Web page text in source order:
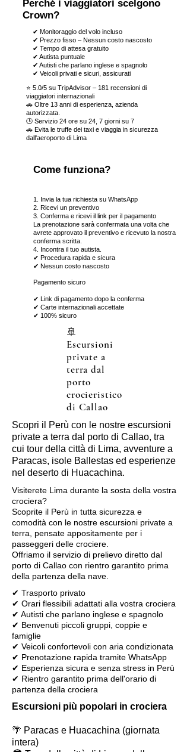
Perché i viaggiatori scelgono
Crown?
✔ Monitoraggio del volo incluso
✔ Prezzo fisso – Nessun costo nascosto
✔ Tempo di attesa gratuito
✔ Autista puntuale
✔ Autisti che parlano inglese e spagnolo
✔ Veicoli privati ​​e sicuri, assicurati
⭐ 5.0/5 su TripAdvisor – 181 recensioni di
viaggiatori internazionali
🚗 Oltre 13 anni di esperienza, azienda
autorizzata.
🕒 Servizio 24 ore su 24, 7 giorni su 7
​🚗 Evita le truffe dei taxi e viaggia in sicurezza
dall'aeroporto di Lima
Come funziona?
1. Invia la tua richiesta su WhatsApp
2. Ricevi un preventivo
3. Conferma e ricevi il link per il pagamento
La prenotazione sarà confermata una volta che
avrete approvato il preventivo e ricevuto la nostra
conferma scritta.
4. Incontra il tuo autista.
✔ Procedura rapida e sicura
✔ Nessun costo nascosto
Pagamento sicuro
✔ Link di pagamento dopo la conferma
✔ Carte internazionali accettate
✔ 100% sicuro
🚢
Escursioni
private a
terra dal
porto
crocieristico
di Callao
Scopri il Perù con le nostre escursioni
private a terra dal porto di Callao, tra
cui tour della città di Lima, avventure a
Paracas, isole Ballestas ed esperienze
nel deserto di Huacachina.
Visiterete Lima durante la sosta della vostra
crociera?
Scoprite il Perù in tutta sicurezza e
comodità con le nostre escursioni private a
terra, pensate appositamente per i
passeggeri delle crociere.
Offriamo il servizio di prelievo diretto dal
porto di Callao con rientro garantito prima
della partenza della nave.
✔ Trasporto privato
✔ Orari flessibili adattati alla vostra crociera
✔ Autisti che parlano inglese e spagnolo
✔ Benvenuti piccoli gruppi, coppie e
famiglie
✔ Veicoli confortevoli con aria condizionata
✔ Prenotazione rapida tramite WhatsApp
✔ Esperienza sicura e senza stress in Perù
✔ Rientro garantito prima dell'orario di
partenza della crociera
Escursioni più popolari in crociera
🌴 Paracas e Huacachina (giornata
intera)